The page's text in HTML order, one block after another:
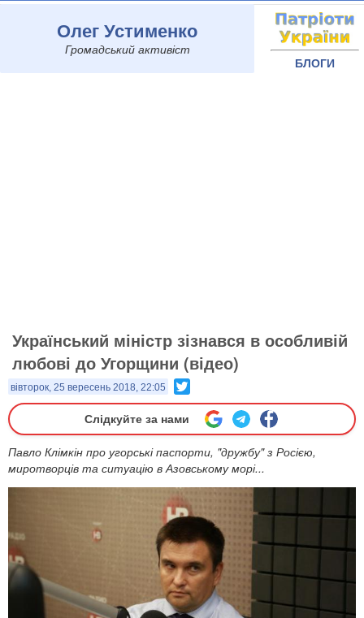
Олег Устименко
Громадський активіст
БЛОГИ
Український міністр зізнався в особливій
любові до Угорщини (відео)
вівторок, 25 вересень 2018, 22:05
Слідкуйте за нами
Павло Клімкін про угорські паспорти, "дружбу" з Росією,
миротворців та ситуацію в Азовському морі...